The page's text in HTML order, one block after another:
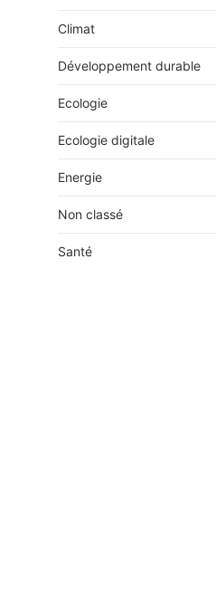
Climat
Développement durable
Ecologie
Ecologie digitale
Energie
Non classé
Santé